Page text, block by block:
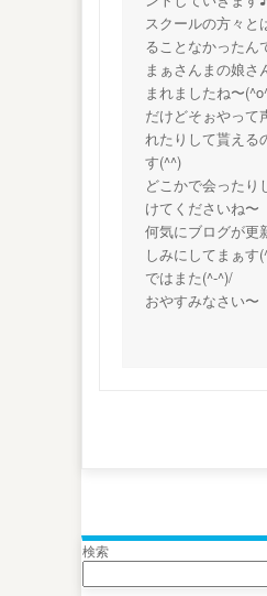
スクールの方々と
ることなかった
まぁさんまの娘さ
まれましたね〜
だけどそぉやって
れたりして貰える
す(^^)
どこかで会ったり
けてくださいね〜
何気にブログが更
しみにしてまぁす
ではまた(^-^)/
おやすみなさい〜
検索